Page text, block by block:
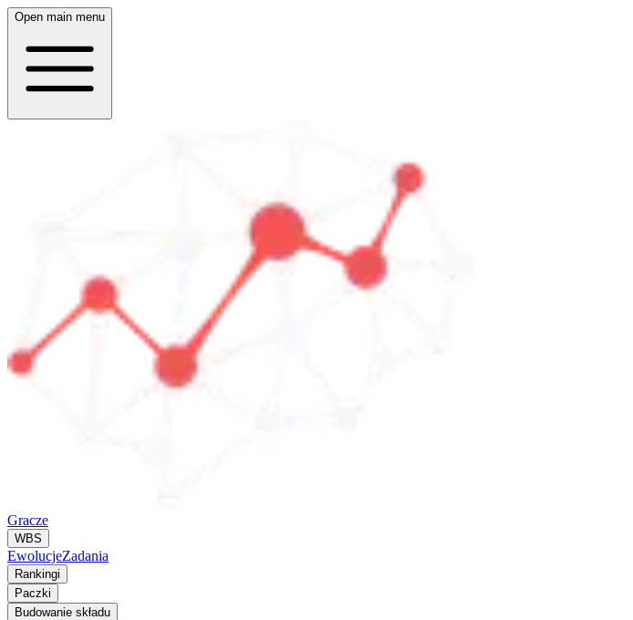
Open main menu
Gracze
WBS
EwolucjeZadania
Rankingi
Paczki
Budowanie składu